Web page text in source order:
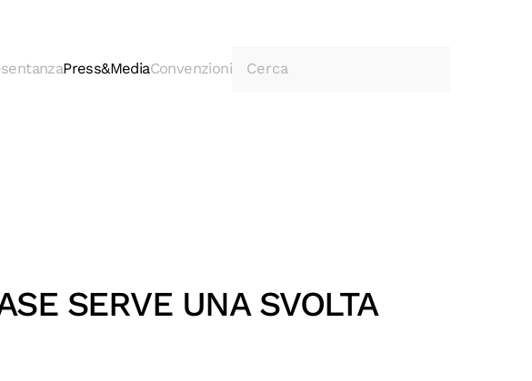
Press&MediaConvenzioni
SERVE UNA SVOLTA